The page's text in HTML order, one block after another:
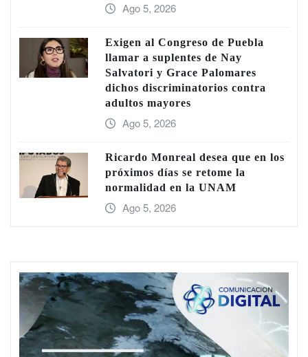
Ago 5, 2026
Exigen al Congreso de Puebla
llamar a suplentes de Nay
Salvatori y Grace Palomares
dichos discriminatorios contra
adultos mayores
Ago 5, 2026
Ricardo Monreal desea que en los
próximos días se retome la
normalidad en la UNAM
Ago 5, 2026